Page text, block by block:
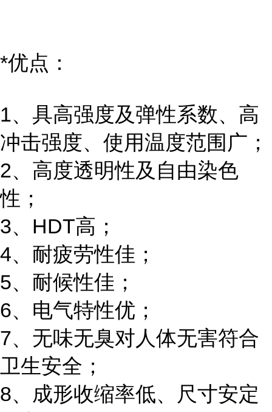
*优点：
1、具高强度及弹性系数、高
冲击强度、使用温度范围广；
2、高度透明性及自由染色
性；
3、HDT高；
4、耐疲劳性佳；
5、耐候性佳；
6、电气特性优；
7、无味无臭对人体无害符合
卫生安全；
8、成形收缩率低、尺寸安定